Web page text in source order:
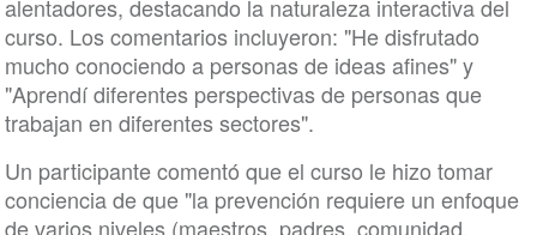
alentadores, destacando la naturaleza interactiva del
curso. Los comentarios incluyeron: "He disfrutado
mucho conociendo a personas de ideas afines" y
"Aprendí diferentes perspectivas de personas que
trabajan en diferentes sectores".
Un participante comentó que el curso le hizo tomar
conciencia de que "la prevención requiere un enfoque
de varios niveles (maestros, padres, comunidad,